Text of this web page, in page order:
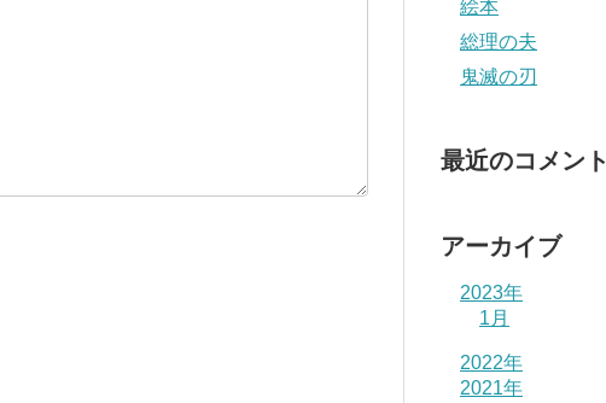
絵本
総理の夫
鬼滅の刃
最近のコメント
アーカイブ
2023年
1月
2022年
2021年